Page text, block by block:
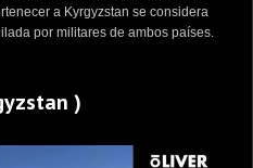
a Kyrgyzstan se considera
por militares de ambos países.
)